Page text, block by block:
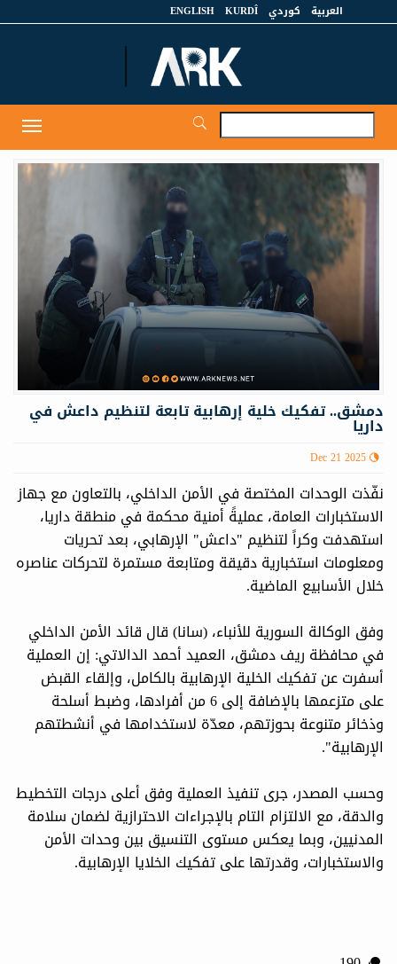
العربية كوردي KURDÎ
ENGLISH
دمشق.. تفكيك خلية إرهابية تابعة لتنظيم داعش في
داريا
Dec 21 2025
نفّذت الوحدات المختصة في الأمن الداخلي، بالتعاون مع جهاز
الاستخبارات العامة، عمليةً أمنية محكمة في منطقة داريا،
استهدفت وكراً لتنظيم "داعش" الإرهابي، بعد تحريات
ومعلومات استخبارية دقيقة ومتابعة مستمرة لتحركات عناصره
خلال الأسابيع الماضية.
وفق الوكالة السورية للأنباء، (سانا) قال قائد الأمن الداخلي
في محافظة ريف دمشق، العميد أحمد الدالاتي: إن العملية
أسفرت عن تفكيك الخلية الإرهابية بالكامل، وإلقاء القبض
على متزعمها بالإضافة إلى 6 من أفرادها، وضبط أسلحة
وذخائر متنوعة بحوزتهم، معدّة لاستخدامها في أنشطتهم
الإرهابية".
وحسب المصدر، جرى تنفيذ العملية وفق أعلى درجات التخطيط
والدقة، مع الالتزام التام بالإجراءات الاحترازية لضمان سلامة
المدنيين، وبما يعكس مستوى التنسيق بين وحدات الأمن
والاستخبارات، وقدرتها على تفكيك الخلايا الإرهابية.